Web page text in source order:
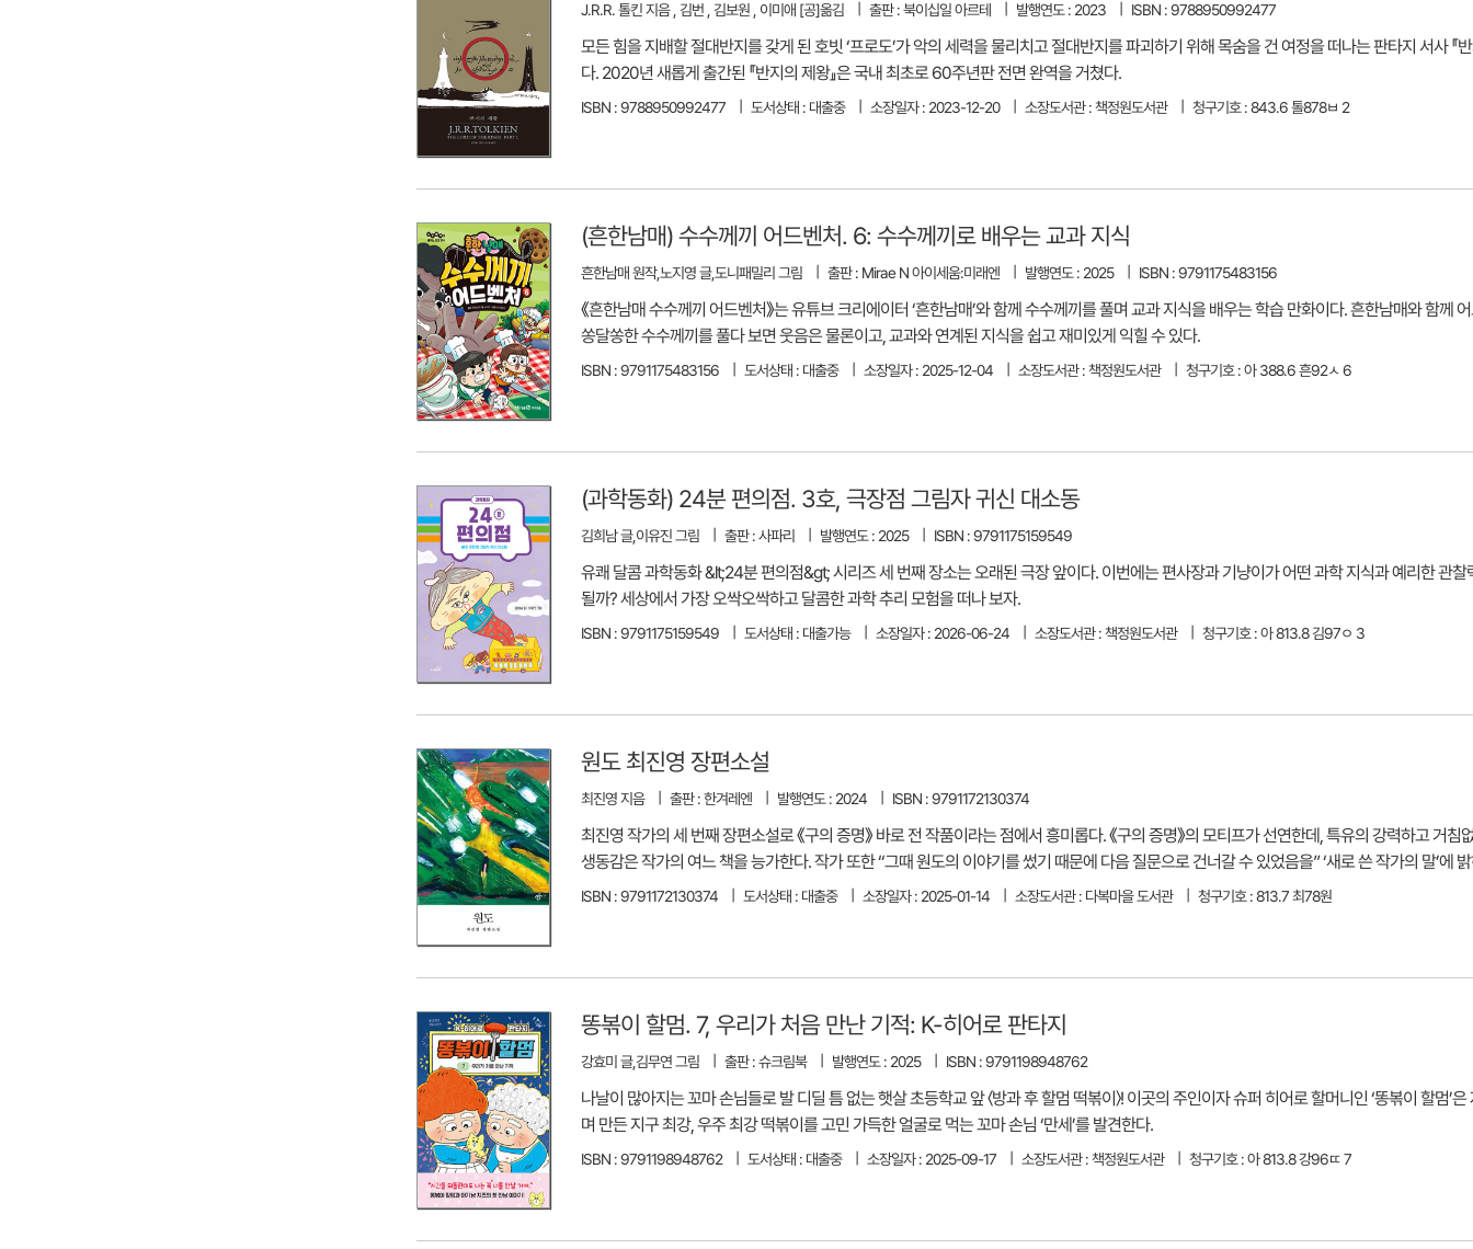
J.R.R. 톨킨 지음 , 김번 , 김보원 , 이미애 [공]옮김 출판 : 북이십일 아르테 발행연도 : 2023 ISBN : 9788950992477
모든 힘을 지배할 절대반지를 갖게 된 호빗 ‘프로도’가 악의 세력을 물리치고 절대반지를 파괴하기 위해 목숨을 건 여정을 떠나는 판타지 서사 『
다. 2020년 새롭게 출간된 『반지의 제왕』은 국내 최초로 60주년판 전면 완역을 거쳤다.
ISBN : 9788950992477 도서상태 : 대출중 소장일자 : 2023-12-20 소장도서관 : 책정원도서관 청구기호 : 843.6 톨878ㅂ 2
(흔한남매) 수수께끼 어드벤처. 6: 수수께끼로 배우는 교과 지식
흔한남매 원작,노지영 글,도니패밀리 그림 출판 : Mirae N 아이세움:미래엔 발행연도 : 2025 ISBN : 9791175483156
《흔한남매 수수께끼 어드벤처》는 유튜브 크리에이터 ‘흔한남매’와 함께 수수께끼를 풀며 교과 지식을 배우는 학습 만화이다. 흔한남매와 함께
쏭달쏭한 수수께끼를 풀다 보면 웃음은 물론이고, 교과와 연계된 지식을 쉽고 재미있게 익힐 수 있다.
ISBN : 9791175483156 도서상태 : 대출중 소장일자 : 2025-12-04 소장도서관 : 책정원도서관 청구기호 : 아 388.6 흔92ㅅ 6
(과학동화) 24분 편의점. 3호, 극장점 그림자 귀신 대소동
김희남 글,이유진 그림 출판 : 사파리 발행연도 : 2025 ISBN : 9791175159549
유쾌 달콤 과학동화 &lt;24분 편의점&gt; 시리즈 세 번째 장소는 오래된 극장 앞이다. 이번에는 편사장과 기냥이가 어떤 과학 지식과 예리한 관
될까? 세상에서 가장 오싹오싹하고 달콤한 과학 추리 모험을 떠나 보자.
ISBN : 9791175159549 도서상태 : 대출가능 소장일자 : 2026-06-24 소장도서관 : 책정원도서관 청구기호 : 아 813.8 김97ㅇ 3
원도 최진영 장편소설
최진영 지음 출판 : 한겨레엔 발행연도 : 2024 ISBN : 9791172130374
최진영 작가의 세 번째 장편소설로 《구의 증명》 바로 전 작품이라는 점에서 흥미롭다. 《구의 증명》의 모티프가 선연한데, 특유의 강력하고 거침
생동감은 작가의 여느 책을 능가한다. 작가 또한 “그때 원도의 이야기를 썼기 때문에 다음 질문으로 건너갈 수 있었음을” ‘새로 쓴 작가의 말’에
ISBN : 9791172130374 도서상태 : 대출중 소장일자 : 2025-01-14 소장도서관 : 다복마을 도서관 청구기호 : 813.7 최78원
똥볶이 할멈. 7, 우리가 처음 만난 기적: K-히어로 판타지
강효미 글,김무연 그림 출판 : 슈크림북 발행연도 : 2025 ISBN : 9791198948762
나날이 많아지는 꼬마 손님들로 발 디딜 틈 없는 햇살 초등학교 앞 〈방과 후 할멈 떡볶이〉! 이곳의 주인이자 슈퍼 히어로 할머니인 ‘똥볶이 할멈’
며 만든 지구 최강, 우주 최강 떡볶이를 고민 가득한 얼굴로 먹는 꼬마 손님 ‘만세’를 발견한다.
ISBN : 9791198948762 도서상태 : 대출중 소장일자 : 2025-09-17 소장도서관 : 책정원도서관 청구기호 : 아 813.8 강96ㄸ 7